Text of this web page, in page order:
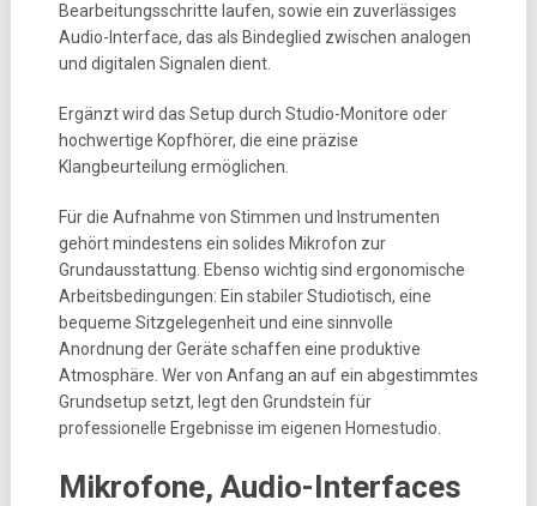
Bearbeitungsschritte laufen, sowie ein zuverlässiges
Audio-Interface, das als Bindeglied zwischen analogen
und digitalen Signalen dient.
Ergänzt wird das Setup durch Studio-Monitore oder
hochwertige Kopfhörer, die eine präzise
Klangbeurteilung ermöglichen.
Für die Aufnahme von Stimmen und Instrumenten
gehört mindestens ein solides Mikrofon zur
Grundausstattung. Ebenso wichtig sind ergonomische
Arbeitsbedingungen: Ein stabiler Studiotisch, eine
bequeme Sitzgelegenheit und eine sinnvolle
Anordnung der Geräte schaffen eine produktive
Atmosphäre. Wer von Anfang an auf ein abgestimmtes
Grundsetup setzt, legt den Grundstein für
professionelle Ergebnisse im eigenen Homestudio.
Mikrofone, Audio-Interfaces